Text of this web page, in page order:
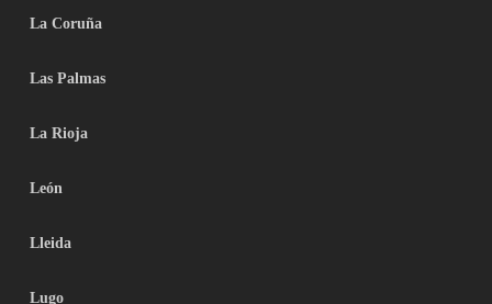
La Coruña
Las Palmas
La Rioja
León
Lleida
Lugo